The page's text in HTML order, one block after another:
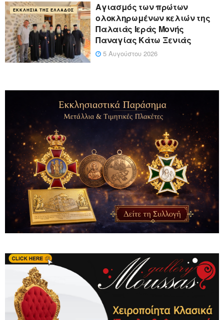
ΕΚΚΛΗΣΊΑ ΤΗΣ ΕΛΛΆΔΟΣ
Αγιασμός των πρώτων
ολοκληρωμένων κελιών της
Παλαιάς Ιεράς Μονής
Παναγίας Κάτω Ξενιάς
5 Αυγούστου 2026